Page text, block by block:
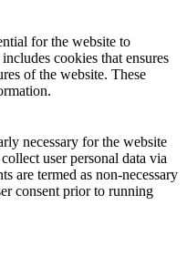
for the website to
cookies that ensures
of the website. These
necessary for the website
user personal data via
are termed as non-necessary
consent prior to running